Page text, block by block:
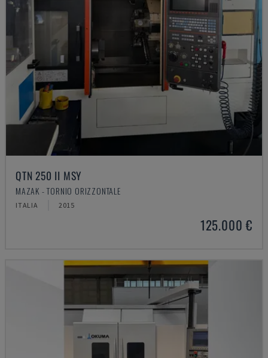
QTN 250 II MSY
MAZAK - TORNIO ORIZZONTALE
ITALIA 2015
125.000 €